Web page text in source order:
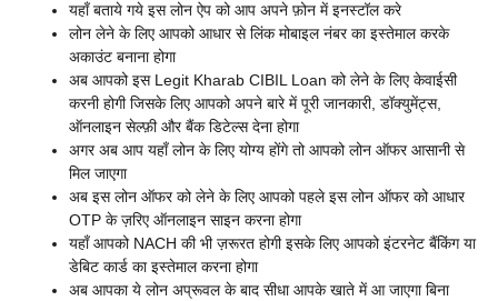
यहाँ बताये गये इस लोन ऐप को आप अपने फ़ोन में इनस्टॉल करे
लोन लेने के लिए आपको आधार से लिंक मोबाइल नंबर का इस्तेमाल करके
अकाउंट बनाना होगा
अब आपको इस Legit Kharab CIBIL Loan को लेने के लिए केवाईसी
करनी होगी जिसके लिए आपको अपने बारे में पूरी जानकारी, डॉक्युमेंट्स,
ऑनलाइन सेल्फ़ी और बैंक डिटेल्स देना होगा
अगर अब आप यहाँ लोन के लिए योग्य होंगे तो आपको लोन ऑफर आसानी से
मिल जाएगा
अब इस लोन ऑफर को लेने के लिए आपको पहले इस लोन ऑफर को आधार
OTP के ज़रिए ऑनलाइन साइन करना होगा
यहाँ आपको NACH की भी ज़रूरत होगी इसके लिए आपको इंटरनेट बैंकिंग या
डेबिट कार्ड का इस्तेमाल करना होगा
अब आपका ये लोन अप्रूवल के बाद सीधा आपके खाते में आ जाएगा बिना